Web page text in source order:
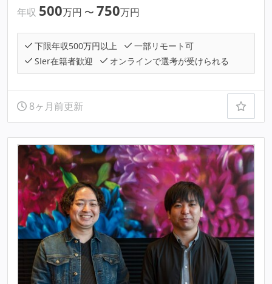
年収 500万円 〜 750万円
下限年収500万円以上
一部リモート可
SIer在籍者歓迎
オンラインで選考が受けられる
8ヶ月前更新